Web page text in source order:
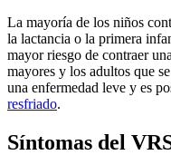
La mayoría de los niños
la lactancia o la primera
mayor riesgo de contraer
mayores y los adultos que
una enfermedad leve y es
resfriado.
Síntomas del